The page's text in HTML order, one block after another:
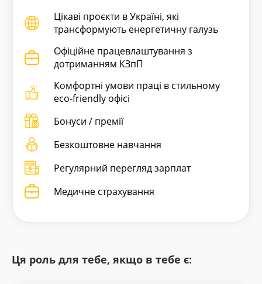
Ця роль для тебе, якщо в тебе є:
Цікаві проєкти в Україні, які
трансформують енергетичну галузь
Офіційне працевлаштування з
дотриманням КЗпП
Комфортні умови праці в стильному
eco-friendly офісі
Бонуси / премії
Безкоштовне навчання
Регулярний перегляд зарплат
Медичне страхування